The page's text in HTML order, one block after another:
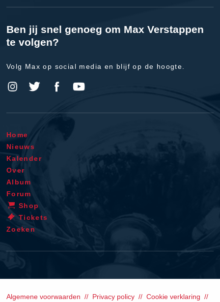
Ben jij snel genoeg om Max Verstappen
te volgen?
Volg Max op social media en blijf op de hoogte.
Home
Nieuws
Kalender
Over
Album
Forum
Shop
Tickets
Zoeken
Algemene voorwaarden Privacy policy Cookie verklaring